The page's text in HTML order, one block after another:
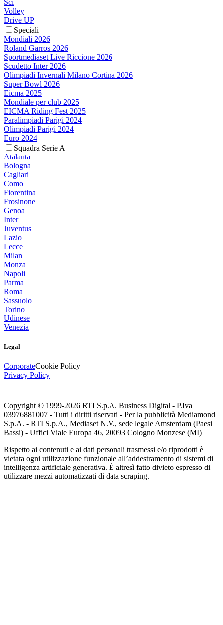
Sci
Volley
Drive UP
Speciali
Mondiali 2026
Roland Garros 2026
Sportmediaset Live Riccione 2026
Scudetto Inter 2026
Olimpiadi Invernali Milano Cortina 2026
Super Bowl 2026
Eicma 2025
Mondiale per club 2025
EICMA Riding Fest 2025
Paralimpiadi Parigi 2024
Olimpiadi Parigi 2024
Euro 2024
Squadra Serie A
Atalanta
Bologna
Cagliari
Como
Fiorentina
Frosinone
Genoa
Inter
Juventus
Lazio
Lecce
Milan
Monza
Napoli
Parma
Roma
Sassuolo
Torino
Udinese
Venezia
Legal
CorporateCookie Policy
Privacy Policy
Copyright © 1999-2026 RTI S.p.A. Business Digital - P.Iva
03976881007 - Tutti i diritti riservati - Per la pubblicità Mediamond
S.p.A. - RTI S.p.A., Mediaset N.V., sede legale Amsterdam (Paesi
Bassi) - Uffici Viale Europa 46, 20093 Cologno Monzese (MI)
Rispetto ai contenuti e ai dati personali trasmessi e/o riprodotti è
vietata ogni utilizzazione funzionale all’addestramento di sistemi di
intelligenza artificiale generativa. È altresì fatto divieto espresso di
utilizzare mezzi automatizzati di data scraping.